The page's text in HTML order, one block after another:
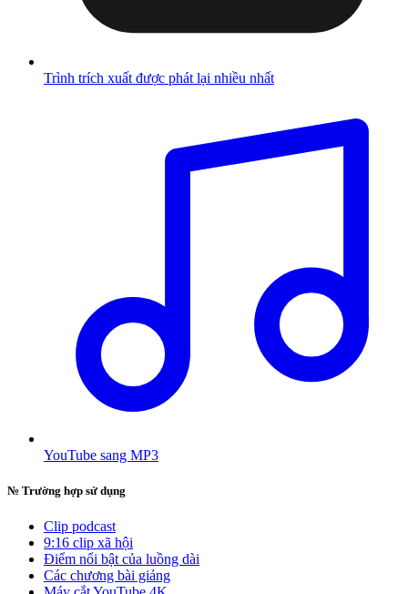
Trình trích xuất được phát lại nhiều nhất
YouTube sang MP3
№ Trường hợp sử dụng
Clip podcast
9:16 clip xã hội
Điểm nổi bật của luồng dài
Các chương bài giảng